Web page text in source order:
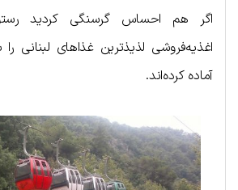
اگر هم احساس گرسنگی کردید
اغذیه‌فروشی لذیذترین غذاهای لبنانی را
آماده کرده‌اند.